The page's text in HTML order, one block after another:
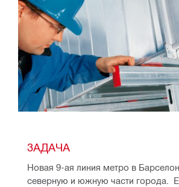
ЗАДАЧА
Новая 9-ая линия метро в
северную и южную части города.